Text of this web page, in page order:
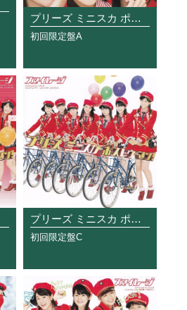
プリーズ ミニスカ ポストウーマン!
初回限定盤A
プリーズ ミニスカ ポストウーマン!
初回限定盤C